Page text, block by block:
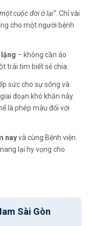
cuộc đời ở lại”. Chỉ vài
cho một người bệnh
– không cần áo
trái tim biết sẻ chia.
sức cho sự sống và
đoạn khó khăn này.
là phép màu đối với
nayvà cùng Bệnh viện
lại hy vọng cho
Sài Gòn